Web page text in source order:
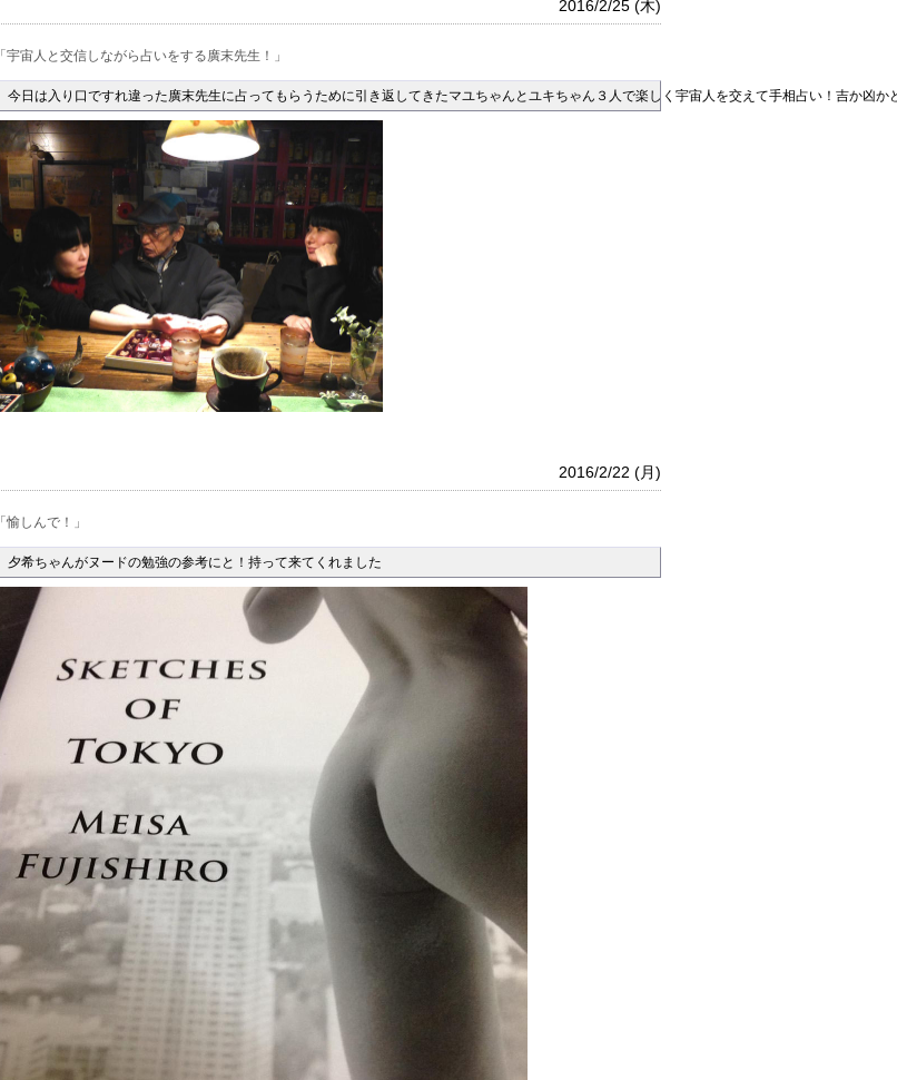
2016/2/25 (木)
「宇宙人と交信しながら占いをする廣末先生！」
今日は入り口ですれ違った廣末先生に占ってもらうために引き返してきたマユちゃんとユキちゃん３人で楽しく宇宙人を交えて手相占い！吉か凶か
2016/2/22 (月)
「愉しんで！」
夕希ちゃんがヌードの勉強の参考にと！持って来てくれました